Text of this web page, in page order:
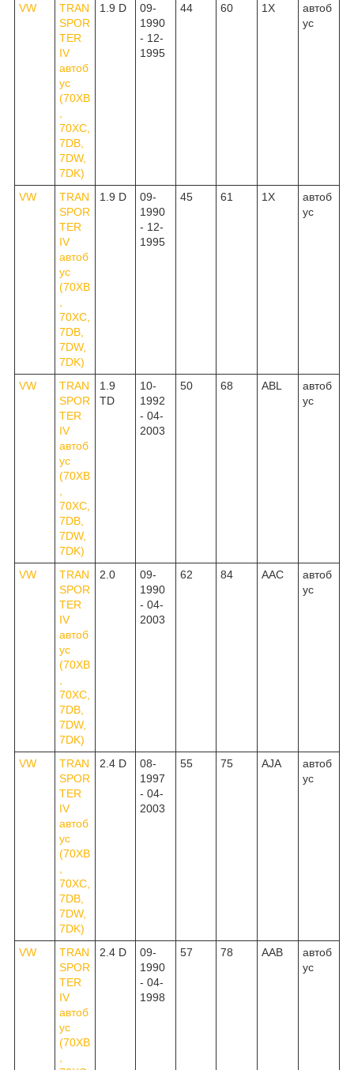
VW
TRAN
SPOR
TER
IV
автоб
ус
(70XB
70XC,
7DB,
7DW,
7DK)
1.9 D
09-
1990
- 12-
1995
44 60 1X
автоб
ус
VW
TRAN
SPOR
TER
IV
автоб
ус
(70XB
70XC,
7DB,
7DW,
7DK)
1.9 D
09-
1990
- 12-
1995
45 61 1X
автоб
ус
VW
TRAN
SPOR
TER
IV
автоб
ус
(70XB
70XC,
7DB,
7DW,
7DK)
1.9
TD
10-
1992
- 04-
2003
50 68 ABL
автоб
ус
VW
TRAN
SPOR
TER
IV
автоб
ус
(70XB
70XC,
7DB,
7DW,
7DK)
2.0
09-
1990
- 04-
2003
62 84 AAC
автоб
ус
VW
TRAN
SPOR
TER
IV
автоб
ус
(70XB
70XC,
7DB,
7DW,
7DK)
2.4 D
08-
1997
- 04-
2003
55 75 AJA
автоб
ус
VW
TRAN
SPOR
TER
IV
автоб
ус
(70XB
2.4 D
09-
1990
- 04-
1998
57 78 AAB
автоб
ус